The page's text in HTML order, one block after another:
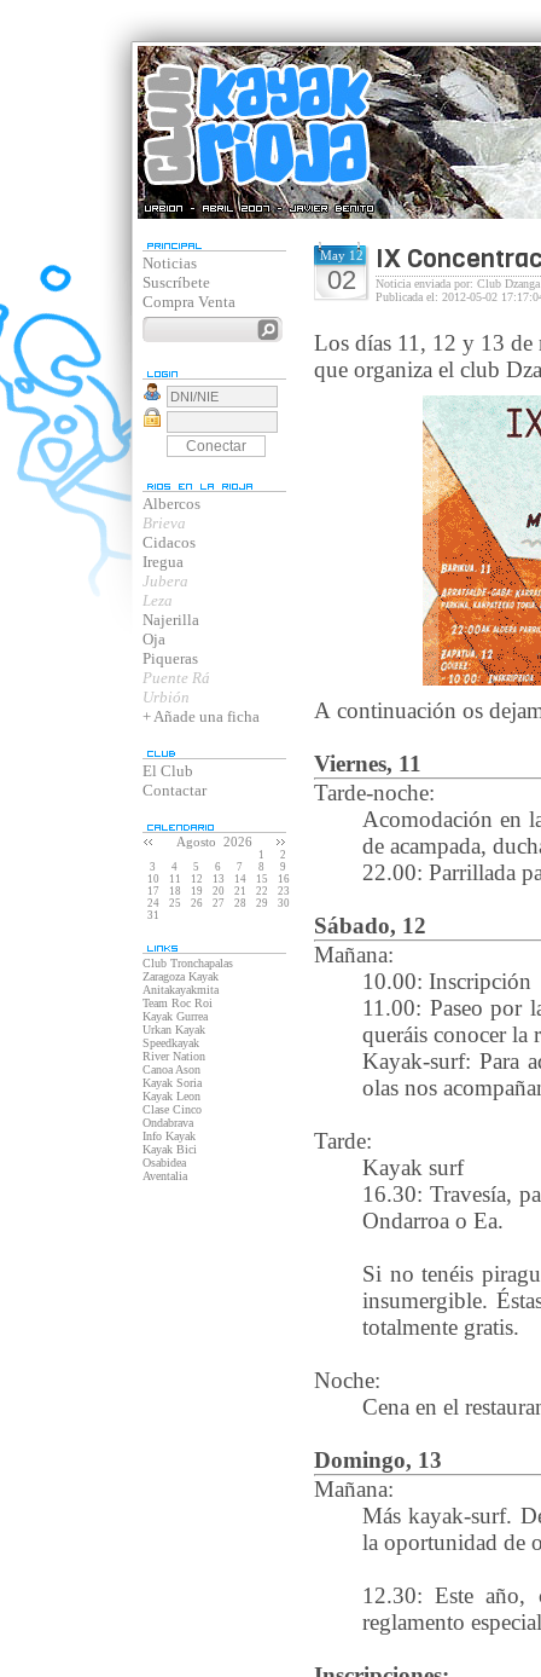
Noticias
Suscríbete
Compra Venta
Albercos
Brieva
Cidacos
Iregua
Jubera
Leza
Najerilla
Oja
Piqueras
Puente Rá
Urbión
+ Añade una ficha
El Club
Contactar
Agosto 2026
1
2
3
4 5 6 7 8
9
10
11 12 13 14 15
16
17
18 19 20 21 22
23
24
25 26 27 28 29
30
31
Club Tronchapalas
Zaragoza Kayak
Anitakayakmita
Team Roc Roi
Kayak Gurrea
Urkan Kayak
Speedkayak
River Nation
Canoa Ason
Kayak Soria
Kayak Leon
Clase Cinco
Ondabrava
Info Kayak
Kayak Bici
Osabidea
Aventalia
May 12
02
IX
Noticia enviada por: Club
Publicada el: 2012-05-02
Los días 11, 12 y 13 de
que organiza el club
A continuación os
Viernes, 11
Tarde-noche:
Acomodación en
de acampada,
22.00: Parrillada
Sábado, 12
Mañana:
10.00: Inscripción
11.00: Paseo por
queráis conocer la
Kayak-surf: Para
olas nos
Tarde:
Kayak surf
16.30: Travesía,
Ondarroa o Ea.
Si no tenéis
insumergible.
totalmente gratis.
Noche:
Cena en el
Domingo, 13
Mañana:
Más kayak-surf.
la oportunidad de
12.30: Este año,
reglamento